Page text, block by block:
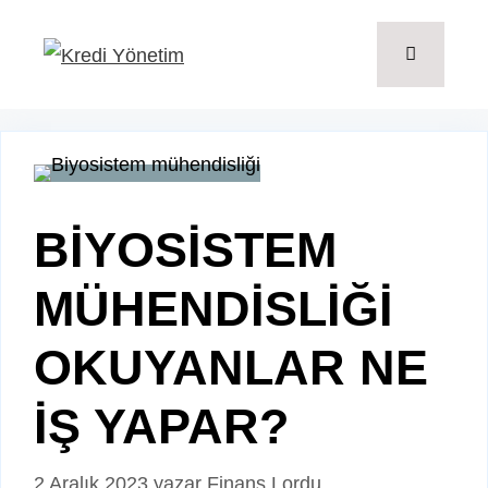
BİYOSİSTEM
MÜHENDİSLİĞİ
OKUYANLAR NE
İŞ YAPAR?
2 Aralık 2023 yazar Finans Lordu